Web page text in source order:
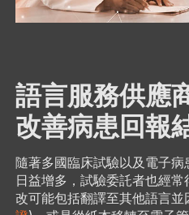
語言服務供應
改善病患回報
隨著多國臨床試驗以及電子
日益增多，試驗委託者也經
改可能包括翻譯至其他語言